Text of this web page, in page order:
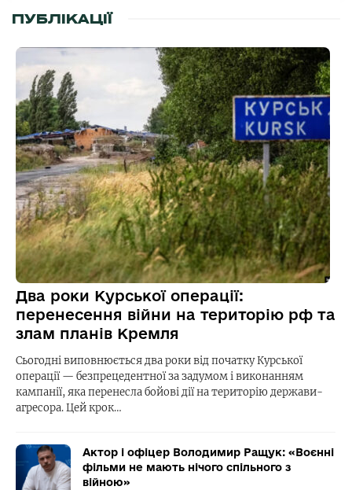
ПУБЛІКАЦІЇ
Два роки Курської операції:
перенесення війни на територію рф та
злам планів Кремля
Сьогодні виповнюється два роки від початку Курської
операції — безпрецедентної за задумом і виконанням
кампанії, яка перенесла бойові дії на територію держави-
агресора. Цей крок…
Актор і офіцер Володимир Ращук: «Воєнні
фільми не мають нічого спільного з
війною»